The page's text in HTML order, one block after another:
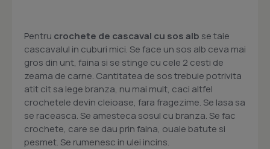
Pentru crochete de cascaval cu sos alb se taie
cascavalul in cuburi mici. Se face un sos alb ceva mai
gros din unt, faina si se stinge cu cele 2 cesti de
zeama de carne. Cantitatea de sos trebuie potrivita
atit cit sa lege branza, nu mai mult, caci altfel
crochetele devin cleioase, fara fragezime. Se lasa sa
se raceasca. Se amesteca sosul cu branza. Se fac
crochete, care se dau prin faina, ouale batute si
pesmet. Se rumenesc in ulei incins.